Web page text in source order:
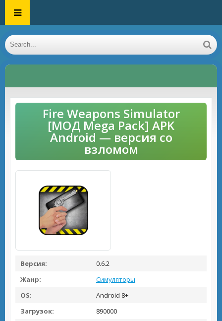
Fire Weapons Simulator
[МОД Mega Pack] APK
Android — версия со
взломом
Версия:
0.6.2
Жанр:
Симуляторы
OS:
Android 8+
Загрузок:
890000